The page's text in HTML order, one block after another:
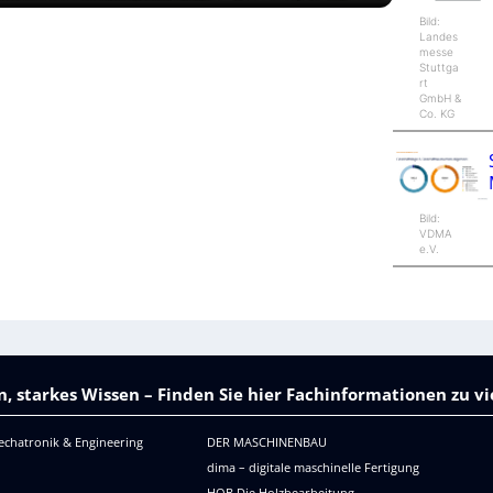
Bild:
Landes
messe
Stuttga
rt
GmbH &
Co. KG
Bild:
VDMA
e.V.
starkes Wissen – Finden Sie hier Fachinformationen zu
& Engineering
DER MASCHINENBAU
dima – digitale maschinelle Fertigung